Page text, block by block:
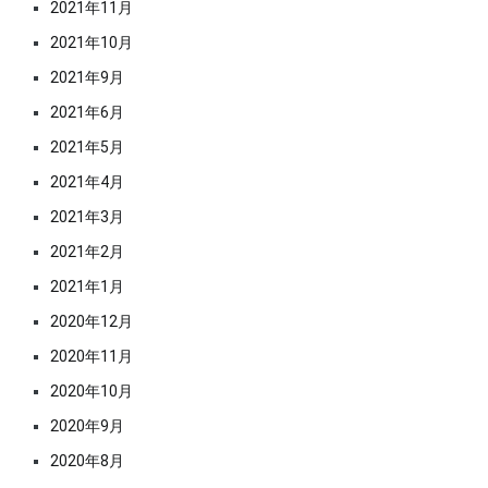
2021年11月
2021年10月
2021年9月
2021年6月
2021年5月
2021年4月
2021年3月
2021年2月
2021年1月
2020年12月
2020年11月
2020年10月
2020年9月
2020年8月